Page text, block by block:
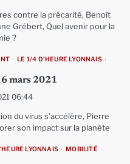
contre la précarité, Benoît
Grébert, Quel avenir pour la
?
LE 1/4 D'HEURE LYONNAIS
mars 2021
06:44
du virus s’accélère, Pierre
son impact sur la planète
LYONNAIS
MOBILITÉ